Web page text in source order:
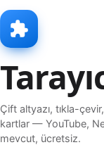
Çift altyazı, tıkla-
kartlar — YouTube,
mevcut, ücretsiz.